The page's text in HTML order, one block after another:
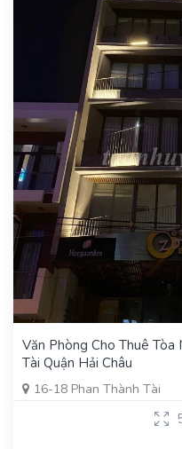
Văn Phòng Cho Thuê Tòa
Tài Quận Hải Châu
16-18 Phan Thành Tài